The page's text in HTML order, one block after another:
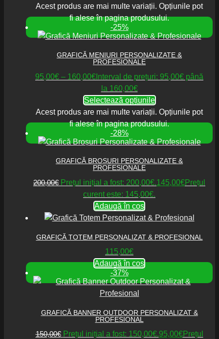
Acest produs are mai multe variații. Opțiunile pot
fi alese în pagina produsului.
-25%
GRAFICĂ MENIURI PERSONALIZATE &
PROFESIONALE
95,00€ – 160,00€ Interval de prețuri: 95,00€ până
la 160,00€
Selectează opțiunile
Acest produs are mai multe variații. Opțiunile pot
fi alese în pagina produsului.
-28%
GRAFICĂ BROȘURI PERSONALIZATE &
PROFESIONALE
200,00€ Prețul inițial a fost: 200,00€.145,00€Prețul
curent este: 145,00€.
Adaugă în coș
GRAFICĂ TOTEM PERSONALIZAT & PROFESIONAL
115,00€
Adaugă în coș
-37%
GRAFICĂ BANNER OUTDOOR PERSONALIZAT &
PROFESIONAL
150,00€ Prețul inițial a fost: 150,00€.95,00€Prețul